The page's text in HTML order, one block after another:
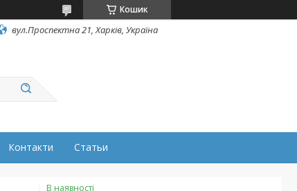
Кошик
вул.Проспектна 21, Харків, Україна
Контакти Статьи
В наявності